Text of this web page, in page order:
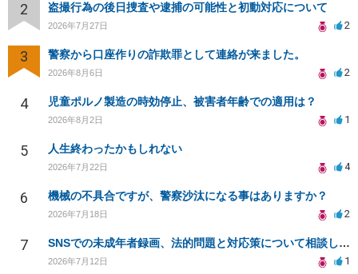
2 盗撮行為の後日捜査や逮捕の可能性と初動対応について
2026年7月27日 2
3 警察から口座作りの詐欺罪として連絡が来ました。
2026年8月6日 2
4 児童ポルノ製造の時効停止、被害者年齢での適用は？
2026年8月2日 1
5 人生終わったかもしれない
2026年7月22日 4
6 機械の不具合ですが、警察沙汰になる事はありますか？
2026年7月18日 2
7 SNSでの未成年者録画、法的問題と対応策について相談したい
2026年7月12日 1